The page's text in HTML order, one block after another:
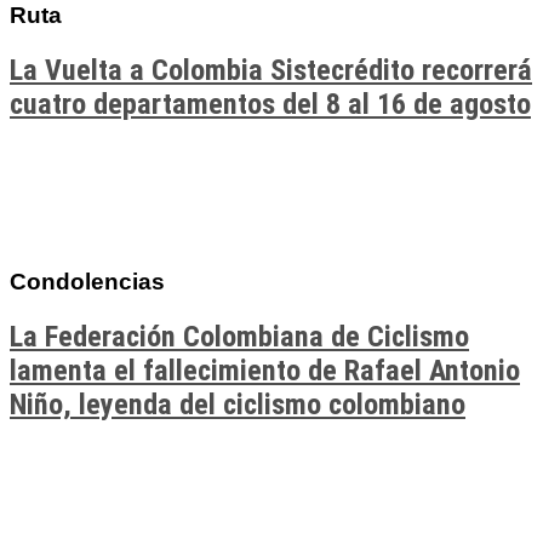
Ruta
La Vuelta a Colombia Sistecrédito recorrerá
cuatro departamentos del 8 al 16 de agosto
Condolencias
La Federación Colombiana de Ciclismo
lamenta el fallecimiento de Rafael Antonio
Niño, leyenda del ciclismo colombiano